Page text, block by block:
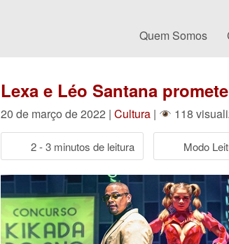
Quem Somos
Lexa e Léo Santana
20 de março de 2022 | Cultura | 118
2 - 3 minutos de leitura Modo